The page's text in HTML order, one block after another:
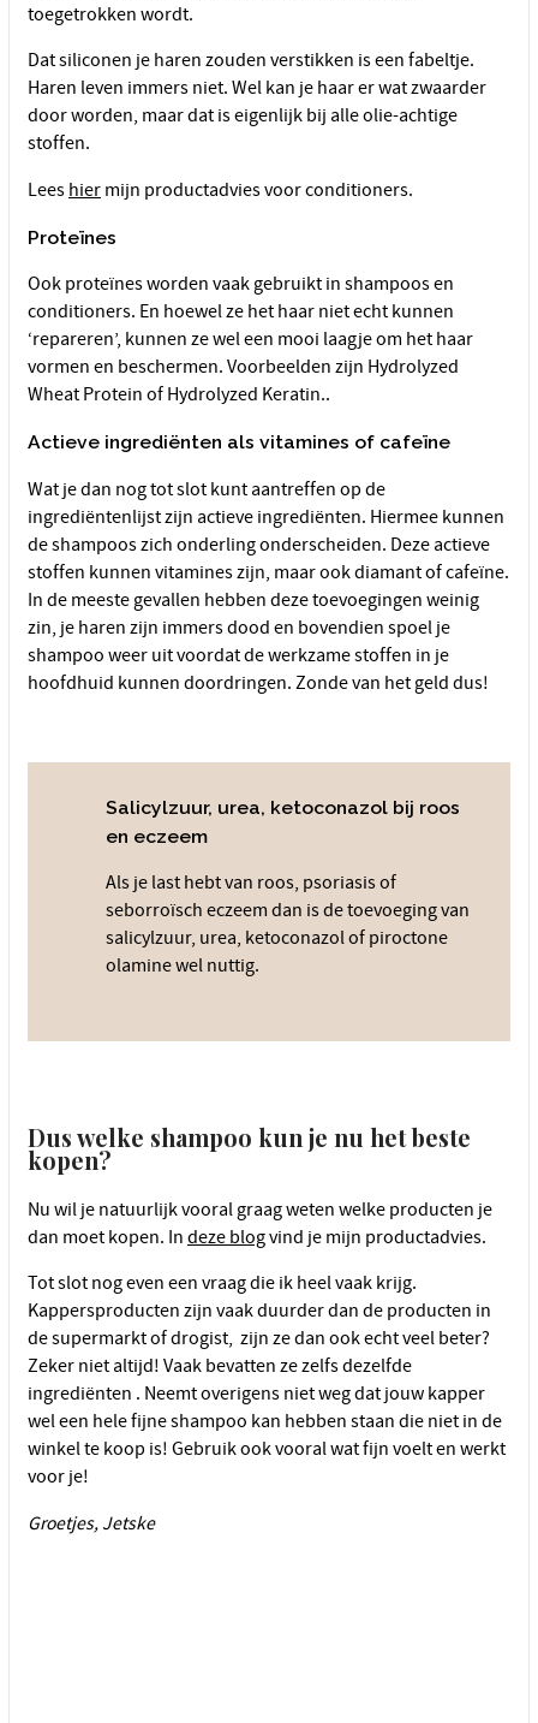
toegetrokken wordt.
Dat siliconen je haren zouden verstikken is een fabeltje.
Haren leven immers niet. Wel kan je haar er wat zwaarder
door worden, maar dat is eigenlijk bij alle olie-achtige
stoffen.
Lees hier mijn productadvies voor conditioners.
Proteïnes
Ook proteïnes worden vaak gebruikt in shampoos en
conditioners. En hoewel ze het haar niet echt kunnen
‘repareren’, kunnen ze wel een mooi laagje om het haar
vormen en beschermen. Voorbeelden zijn Hydrolyzed
Wheat Protein of Hydrolyzed Keratin..
Actieve ingrediënten als vitamines of cafeïne
Wat je dan nog tot slot kunt aantreffen op de
ingrediëntenlijst zijn actieve ingrediënten. Hiermee kunnen
de shampoos zich onderling onderscheiden. Deze actieve
stoffen kunnen vitamines zijn, maar ook diamant of cafeïne.
In de meeste gevallen hebben deze toevoegingen weinig
zin, je haren zijn immers dood en bovendien spoel je
shampoo weer uit voordat de werkzame stoffen in je
hoofdhuid kunnen doordringen. Zonde van het geld dus!
Salicylzuur, urea, ketoconazol bij roos
en eczeem
Als je last hebt van roos, psoriasis of
seborroïsch eczeem dan is de toevoeging van
salicylzuur, urea, ketoconazol of piroctone
olamine wel nuttig.
Dus welke shampoo kun je nu het beste
kopen?
Nu wil je natuurlijk vooral graag weten welke producten je
dan moet kopen. In deze blogvind je mijn productadvies.
Tot slot nog even een vraag die ik heel vaak krijg.
Kappersproducten zijn vaak duurder dan de producten in
de supermarkt of drogist, zijn ze dan ook echt veel beter?
Zeker niet altijd! Vaak bevatten ze zelfs dezelfde
ingrediënten . Neemt overigens niet weg dat jouw kapper
wel een hele fijne shampoo kan hebben staan die niet in de
winkel te koop is! Gebruik ook vooral wat fijn voelt en werkt
voor je!
Groetjes, Jetske